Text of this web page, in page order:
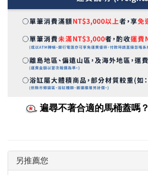
遍尋不著合適的馬桶蓋嗎？
另推薦您